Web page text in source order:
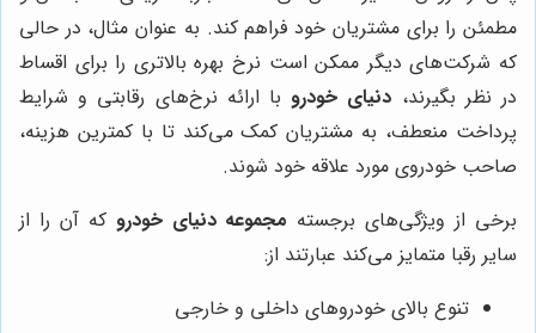
مطمئن را برای مشتریان خود فراهم کند. به عنوان مثال، در حالی
که شرکت‌های دیگر ممکن است نرخ بهره بالاتری را برای اقساط
در نظر بگیرند، دنیای خودروبا ارائه نرخ‌های رقابتی و شرایط
پرداخت منعطف، به مشتریان کمک می‌کند تا با کمترین هزینه،
صاحب خودروی مورد علاقه خود شوند.
برخی از ویژگی‌های برجسته مجموعه دنیای خودرو که آن را از
سایر رقبا متمایز می‌کند عبارتند از:
تنوع بالای خودروهای داخلی و خارجی